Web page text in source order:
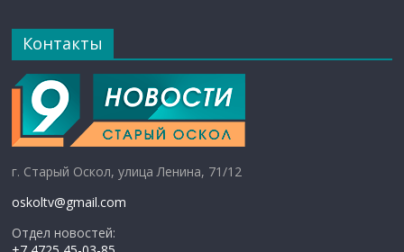
Контакты
г. Старый Оскол, улица Ленина, 71/12
oskoltv@gmail.com
Отдел новостей: